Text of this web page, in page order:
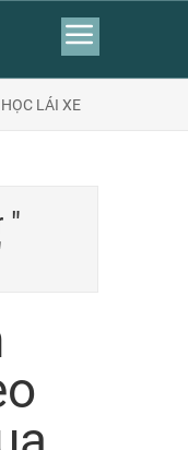
LÁI XE
"